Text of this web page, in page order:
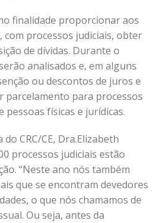
finalidade proporcionar aos
processos judiciais, obter
de dívidas. Durante o
analisados e, em alguns
ou descontos de juros e
parcelamento para processos
pessoas físicas e jurídicas.
CRC/CE, Dra.Elizabeth
processos judiciais estão
“Neste ano nós também
que se encontram devedores
o que nós chamamos de
Ou seja, antes da